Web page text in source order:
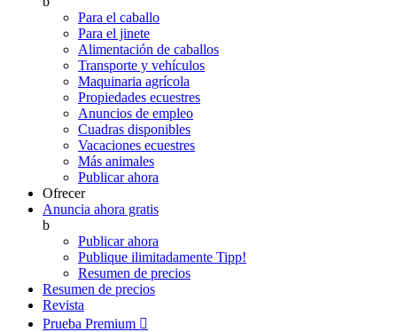
Para el caballo
Para el jinete
Alimentación de caballos
Transporte y vehículos
Maquinaria agrícola
Propiedades ecuestres
Anuncios de empleo
Cuadras disponibles
Vacaciones ecuestres
Más animales
Publicar ahora
Ofrecer
Anuncia ahora gratis
b
Publicar ahora
Publique ilimitadamente Tipp!
Resumen de precios
Resumen de precios
Revista
Prueba Premium 